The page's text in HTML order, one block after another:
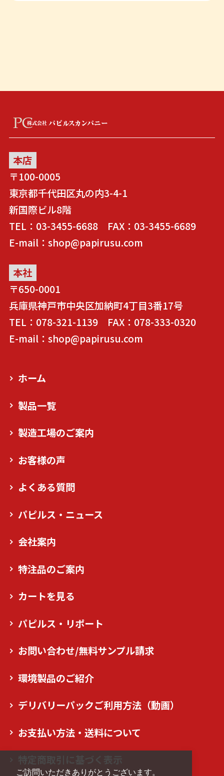
ご訪問いただきありがとうございます。
本店
〒100-0005
東京都千代田区丸の内3-4-1
新国際ビル8階
TEL：03-3455-6688 FAX：03-3455-6689
E-mail：shop@papirusu.com
本社
〒650-0001
兵庫県神戸市中央区加納町4丁目3番17号
TEL：078-321-1139 FAX：078-333-0320
E-mail：shop@papirusu.com
ホーム
製品一覧
製造工場のご案内
お客様の声
よくある質問
パピルス・ニュース
会社案内
特注品のご案内
カートを見る
パピルス・リポート
お問い合わせ/無料サンプル請求
環境製品のご紹介
デリバリーパックご利用方法（動画）
お支払い方法・送料について